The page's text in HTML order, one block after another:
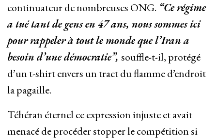
continuateur de nombreuses ONG. “Ce régime
a tué tant de gens en 47 ans, nous sommes ici
pour rappeler à tout le monde que l’Iran a
besoin d’une démocratie”, souffle-t-il, protégé
d’un t-shirt envers un tract du flamme d’endroit
la pagaille.
Téhéran éternel ce expression injuste et avait
menacé de procéder stopper le compétition si